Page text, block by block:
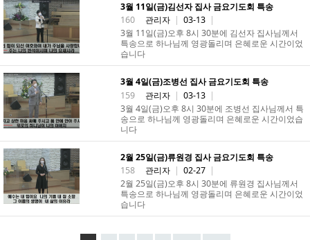
3월 11일(금)김선자 집사 금요기도회 특송
160
관리자 | 03-13 |
3월 11일(금)오후 8시 30분에 김선자 집사님께서
특송으로 하나님께 영광돌리며 은혜로운 시간이었
습니다
3월 4일(금)조병선 집사 금요기도회 특송
159
관리자 | 03-13 |
3월 4일(금)오후 8시 30분에 조병선 집사님께서 특
송으로 하나님께 영광돌리며 은혜로운 시간이었습
니다
2월 25일(금)류원경 집사 금요기도회 특송
158
관리자 | 02-27 |
2월 25일(금)오후 8시 30분에 류원경 집사님께서
특송으로 하나님께 영광돌리며 은혜로운 시간이었
습니다